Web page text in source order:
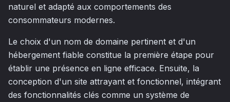
naturel et adapté aux comportements des
consommateurs modernes.
Le choix d'un nom de domaine pertinent et d'un
hébergement fiable constitue la première étape pour
établir une présence en ligne efficace. Ensuite, la
conception d'un site attrayant et fonctionnel, intégrant
des fonctionnalités clés comme un système de